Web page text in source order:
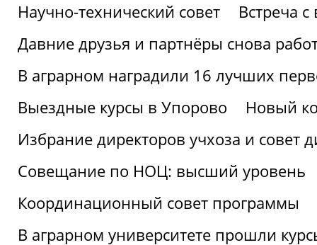
Научно-технический совет
Встреча
Давние друзья и партнёры снова
В аграрном наградили 16 лучших
Выездные курсы в Упорово
Новый
Избрание директоров учхоза и совет
Совещание по НОЦ: высший уровень
Координационный совет программы
В аграрном университете прошли